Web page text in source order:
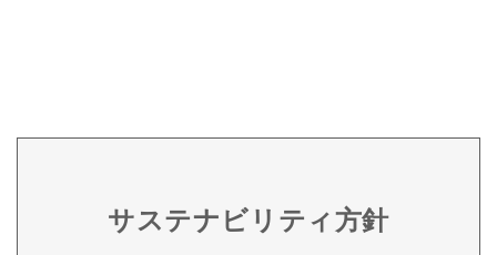
サステナビリティ方針